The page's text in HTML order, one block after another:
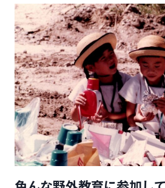
体
験
＝
生
き
抜
く
力
な
の
か？